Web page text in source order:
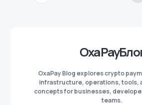
OxaPay Blog explores crypto
infrastructure, operations, tools,
concepts for businesses,
teams.